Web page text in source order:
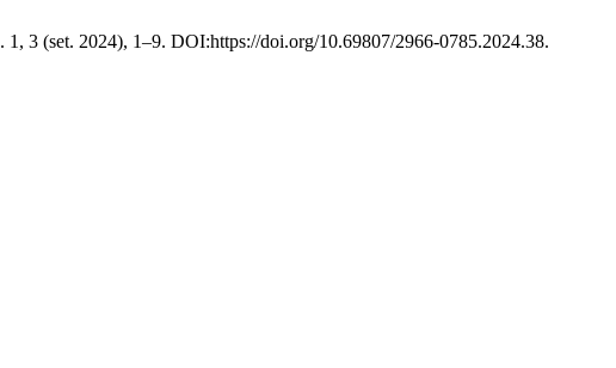
. 1, 3 (set. 2024), 1–9. DOI:https://doi.org/10.69807/2966-0785.2024.38.